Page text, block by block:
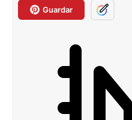
Guardar